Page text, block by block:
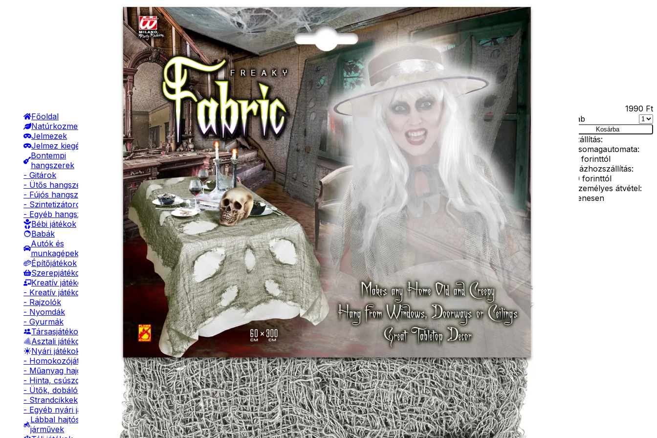
KategóriákMárkák KapcsolatFacebook
Főoldal
Natúrkozmetikumok
Jelmezek
Jelmez kiegészítők
Bontempi
hangszerek
- Gitárok
- Ütős hangszerek
- Fújós hangszerek
- Szintetizátorok
- Egyéb hangszerek
Bébi játékok
Babák
Autók és
munkagépek
Építőjátékok
Szerepjátékok
Kreatív játékok
- Kreatív játékok
- Rajzolók
- Nyomdák
- Gyurmák
Társasjátékok
Asztali játékok
Nyári játékok
- Homokozójátékok
- Műanyag hajók
- Hinta, csúszda
- Ütők, dobálók
- Strandcikkek
- Egyéb nyári játékok
Lábbal hajtós
járművek
Halloween asztalterítő
Elérhetőség
Raktáron
Ajánlott
korosztály
18 éves kortól 99 éves korig
Gyártó
Widmann
Cikkszám
w04379
Rövid leírás Halloween asztalterítő
Részletes
leírás
Szürke hálós asztalterítő. A Halloween ihlette anyag egyéb
dekorációként is felhasználható. Mérete: 60*300 cm.
1990 Ft
Darab
Kosárba
Szállítás:
- Csomagautomata:
1190 forinttól
- Házhozszállítás:
2190 forinttól
- Személyes átvétel:
ingyenesen